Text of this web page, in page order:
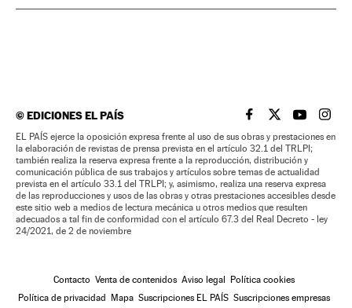
©EDICIONES EL PAÍS EL PAÍS BRASIL EN
EL PAÍSEL PAÍS
EL
EL PAÍS ejerce la oposición expresa frente al uso de sus obras y prestaciones en
la elaboración de revistas de prensa prevista en el artículo 32.1 del TRLPI;
también realiza la reserva expresa frente a la reproducción, distribución y
comunicación pública de sus trabajos y artículos sobre temas de actualidad
prevista en el artículo 33.1 del TRLPI; y, asimismo, realiza una reserva expresa
de las reproducciones y usos de las obras y otras prestaciones accesibles desde
este sitio web a medios de lectura mecánica u otros medios que resulten
adecuados a tal fin de conformidad con el artículo 67.3 del Real Decreto - ley
24/2021, de 2 de noviembre
Contacto Venta de contenidos Aviso legal
Política cookies
Política de privacidad
Mapa Suscripciones EL PAÍS Suscripciones empresas